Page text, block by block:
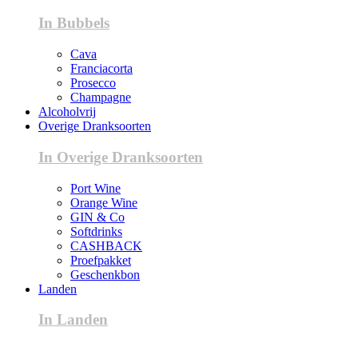
In Bubbels
Cava
Franciacorta
Prosecco
Champagne
Alcoholvrij
Overige Dranksoorten
In Overige Dranksoorten
Port Wine
Orange Wine
GIN & Co
Softdrinks
CASHBACK
Proefpakket
Geschenkbon
Landen
In Landen